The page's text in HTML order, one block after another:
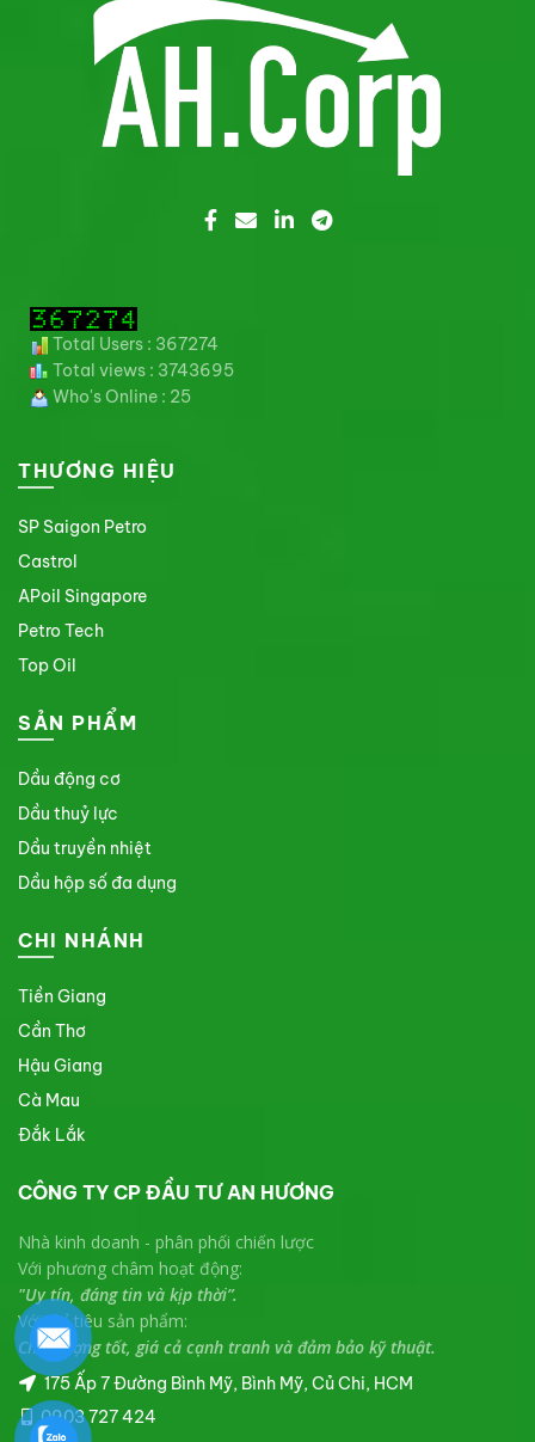
Total Users : 367274
Total views : 3743695
Who's Online : 25
THƯƠNG HIỆU
SP Saigon Petro
Castrol
APoil Singapore
Petro Tech
Top Oil
SẢN PHẨM
Dầu động cơ
Dầu thuỷ lực
Dầu truyền nhiệt
Dầu hộp số đa dụng
CHI NHÁNH
Tiền Giang
Cần Thơ
Hậu Giang
Cà Mau
Đắk Lắk
CÔNG TY CP ĐẦU TƯ AN HƯƠNG
Nhà kinh doanh - phân phối chiến lược
Với phương châm hoạt động:
"Uy tín, đáng tin và kịp thời”.
Với chỉ tiêu sản phẩm:
Chất lượng tốt, giá cả cạnh tranh và đảm bảo kỹ thuật.
175 Ấp 7 Đường Bình Mỹ, Bình Mỹ, Củ Chi, HCM
0903 727 424